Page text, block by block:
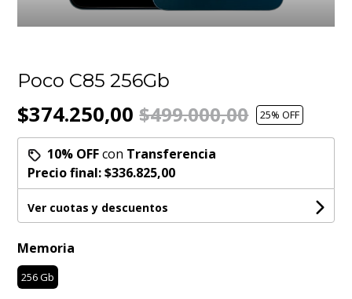
Poco C85 256Gb
$374.250,00$499.000,00 25% OFF
10% OFFcon Transferencia
Precio final:$336.825,00
Ver cuotas y descuentos
Memoria
256 Gb